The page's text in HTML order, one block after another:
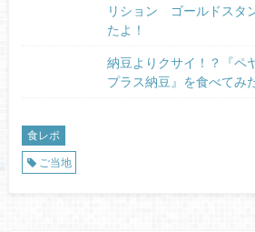
リション ゴールドスタ
たよ！
納豆よりクサイ！？『ペ
プラス納豆』を食べてみ
食レポ
ご当地